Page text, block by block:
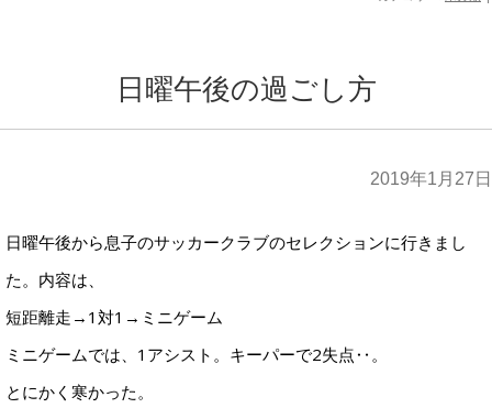
日曜午後の過ごし方
2019年1月27日
日曜午後から息子のサッカークラブのセレクションに行きまし
た。内容は、
短距離走→1対1→ミニゲーム
ミニゲームでは、1アシスト。キーパーで2失点‥。
とにかく寒かった。